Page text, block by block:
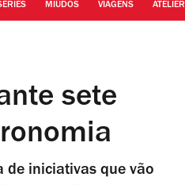
MIÚDOS VIAGENS ATELIER
sete
de iniciativas que vão